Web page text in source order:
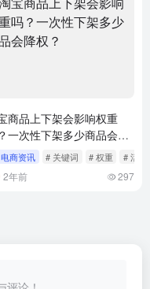
商品上下架会影响权重
一次性下架多少商品会降
电商资讯 # 关键词 # 权重 # 活动
2年前 297